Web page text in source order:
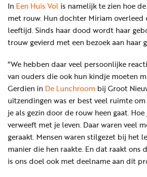
In Een Huis Vol is namelijk te zien hoe
met rouw. Hun dochter Miriam overleed
leeftijd. Sinds haar dood wordt haar
trouw gevierd met een bezoek aan haar
"We hebben daar veel persoonlijke
van ouders die ook hun kindje moeten
Gerdien in De Lunchroom bij Groot
uitzendingen was er best veel ruimte
je als gezin door de rouw heen gaat.
verweeft met je leven. Daar waren veel
geraakt. Mensen waren stilgezet bij het
manier die hen raakte. En dat raakt ons
is ons doel ook met deelname aan dit
reglement
Algemene
voorwaarden